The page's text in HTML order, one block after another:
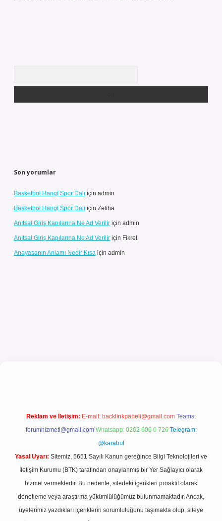
Son yorumlar
Basketbol Hangi Spor Dalı için admin
Basketbol Hangi Spor Dalı için Zeliha
Anıtsal Giriş Kapılarına Ne Ad Verilir için admin
Anıtsal Giriş Kapılarına Ne Ad Verilir için Fikret
Anayasanın Anlamı Nedir Kısa için admin
Reklam ve İletişim: E-mail: backlinkpaneli@gmail.com Teams:
forumhizmeti@gmail.com Whatsapp: 0262 606 0 726 Telegram:
@karabul
Yasal Uyarı: Sitemiz, 5651 Sayılı Kanun gereğince Bilgi Teknolojileri ve
İletişim Kurumu (BTK) tarafından onaylanmış bir Yer Sağlayıcı olarak
hizmet vermektedir. Bu nedenle, sitedeki içerikleri proaktif olarak
denetleme veya araştırma yükümlülüğümüz bulunmamaktadır. Ancak,
üyelerimiz yazdıkları içeriklerin sorumluluğunu taşımakta olup, siteye